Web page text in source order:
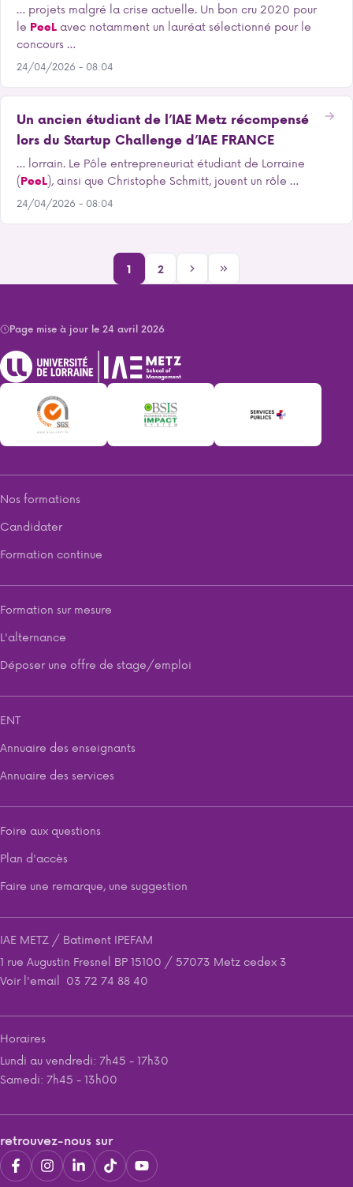
… projets malgré la crise actuelle. Un bon cru 2020 pour
le PeeLavec notamment un lauréat sélectionné pour le
concours …
24/04/2026 - 08:04
Un ancien étudiant de l’IAE Metz récompensé
lors du Startup Challenge d’IAE FRANCE
… lorrain. Le Pôle entrepreneuriat étudiant de Lorraine
(PeeL), ainsi que Christophe Schmitt, jouent un rôle …
24/04/2026 - 08:04
Page
courante
1 Page
2
Page
suivante
Dernière
page
Page mise à jour le 24 avril 2026
Nos formations
Candidater
Formation continue
Formation sur mesure
L'alternance
Déposer une offre de stage/emploi
ENT
Annuaire des enseignants
Annuaire des services
Foire aux questions
Plan d'accès
Faire une remarque, une suggestion
IAE METZ / Batiment IPEFAM
1 rue Augustin Fresnel BP 15100 / 57073 Metz cedex 3
Voir l'email 03 72 74 88 40
Horaires
Lundi au vendredi: 7h45 - 17h30
Samedi: 7h45 - 13h00
retrouvez-nous sur